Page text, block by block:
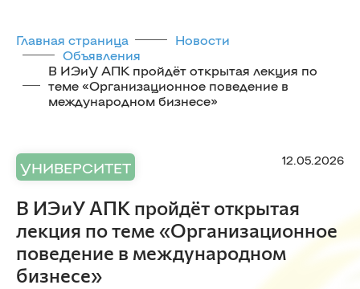
Главная страница
Новости
Объявления
В ИЭиУ АПК пройдёт открытая лекция по
теме «Организационное поведение в
международном бизнесе»
УНИВЕРСИТЕТ 12.05.2026
В ИЭиУ АПК пройдёт открытая
лекция по теме «Организационное
поведение в международном
бизнесе»